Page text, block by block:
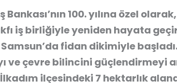
Bankası’nın 100. yılına özel
iş birliğiyle yeniden hayata
fidan dikimiyle
ve çevre bilincini güçlendirmeyi
ilçesindeki 7 hektarlık